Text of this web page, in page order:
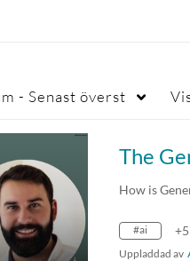
- Senast överst
How is
#ai
Uppladdad av